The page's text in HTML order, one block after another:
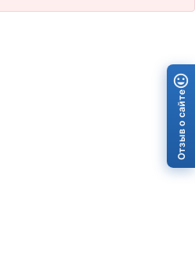
Отзыв о сайте